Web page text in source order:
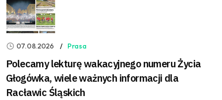
07.08.2026 Prasa
Polecamy lekturę wakacyjnego numeru Życia
Głogówka, wiele ważnych informacji dla
Racławic Śląskich